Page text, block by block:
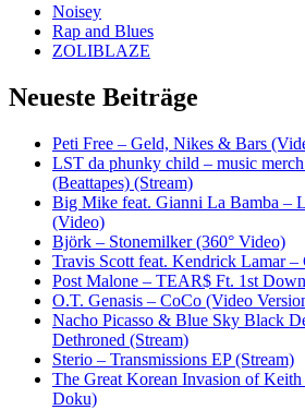
Noisey
Rap and Blues
ZOLIBLAZE
Neueste Beiträge
Peti Free – Geld, Nikes & Bars
LST da phunky child – music
(Beattapes) (Stream)
Big Mike feat. Gianni La Bamba –
(Video)
Björk – Stonemilker (360° Video)
Travis Scott feat. Kendrick Lamar –
Post Malone – TEAR$ Ft. 1st
O.T. Genasis – CoCo (Video
Nacho Picasso & Blue Sky Black
Dethroned (Stream)
Sterio – Transmissions EP (Stream)
The Great Korean Invasion of
Doku)